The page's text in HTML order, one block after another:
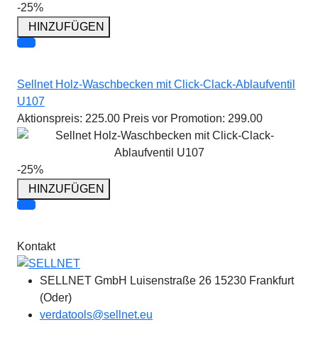
-25%
HINZUFÜGEN
Sellnet Holz-Waschbecken mit Click-Clack-Ablaufventil
U107
Aktionspreis: 225.00 Preis vor Promotion: 299.00
-25%
HINZUFÜGEN
Kontakt
SELLNET GmbH Luisenstraße 26 15230 Frankfurt
(Oder)
verdatools@sellnet.eu